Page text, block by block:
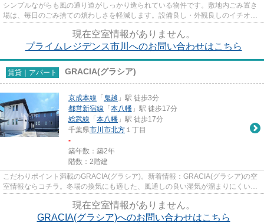
シンプルながらも風の通り道がしっかり造られている物件です。敷地内ごみ置き
場は、毎日のごみ捨ての煩わしさを軽減します。設備良し・外観良しのイチオシ
現在空室情報がありません。
プライムレジデンス市川へのお問い合わせはこちら
賃貸｜アパート GRACIA(グラシア)
京成本線 「 鬼越 」駅 徒歩3分
都営新宿線 「 本八幡 」駅 徒歩17分
総武線 「 本八幡 」駅 徒歩17分
千葉県市川市北方 １丁目
-
築年数：築2年
階数：2階建
こだわりポイント満載のGRACIA(グラシア)。新着情報：GRACIA(グラシア)の空
室情報ならコチラ。冬場の換気にも適した、風通しの良い湿気が溜まりにくいア
現在空室情報がありません。
GRACIA(グラシア)へのお問い合わせはこちら